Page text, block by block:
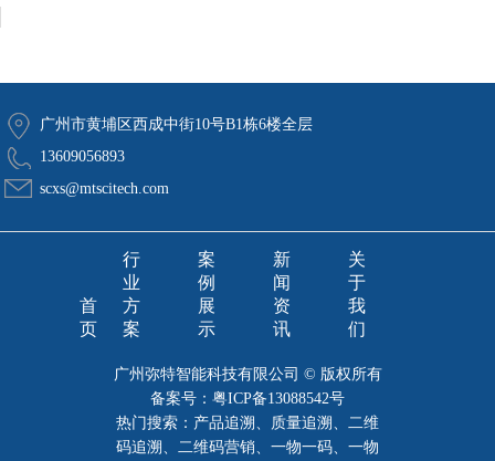
广州市黄埔区西成中街10号B1栋6楼全层
13609056893
scxs@mtscitech.com
首
页
行
业
方
案
案
例
展
示
新
闻
资
讯
关
于
我
们
广州弥特智能科技有限公司 © 版权所有
备案号： 粤ICP备13088542号
热门搜索：产品追溯、质量追溯、二维
码追溯、二维码营销、一物一码、一物